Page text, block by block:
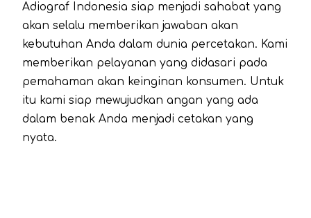
Adiograf Indonesia siap menjadi sahabat yang
akan selalu memberikan jawaban akan
kebutuhan Anda dalam dunia percetakan. Kami
memberikan pelayanan yang didasari pada
pemahaman akan keinginan konsumen. Untuk
itu kami siap mewujudkan angan yang ada
dalam benak Anda menjadi cetakan yang
nyata.